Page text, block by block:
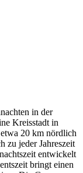
in der
Kreisstadt in
20 km nördlich
zu jeder Jahreszeit
entwickelt
bringt einen